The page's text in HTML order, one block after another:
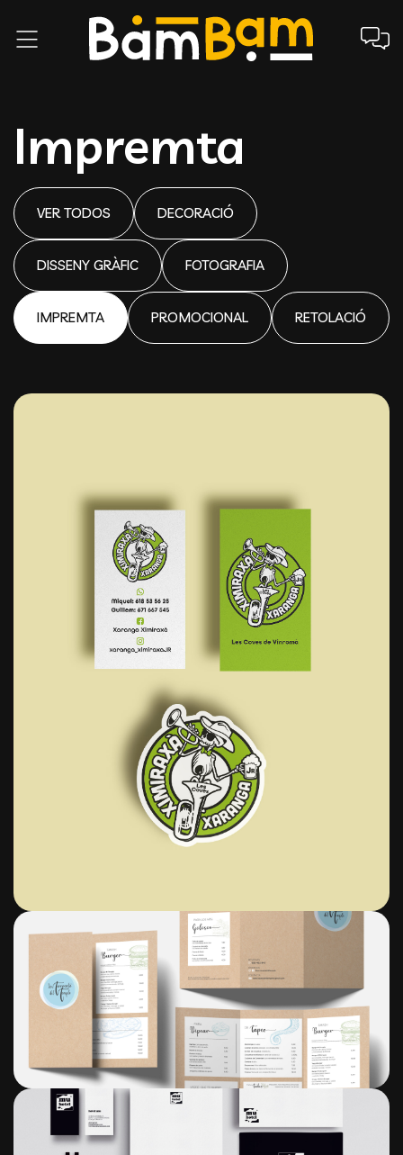
Impremta
VER TODOS DECORACIÓ
DISSENY GRÀFIC FOTOGRAFIA
IMPREMTA PROMOCIONAL RETOLACIÓ